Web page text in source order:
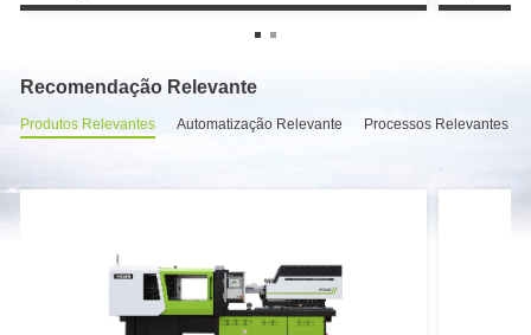
Recomendação Relevante
Produtos Relevantes Automatização Relevante Processos Relevantes